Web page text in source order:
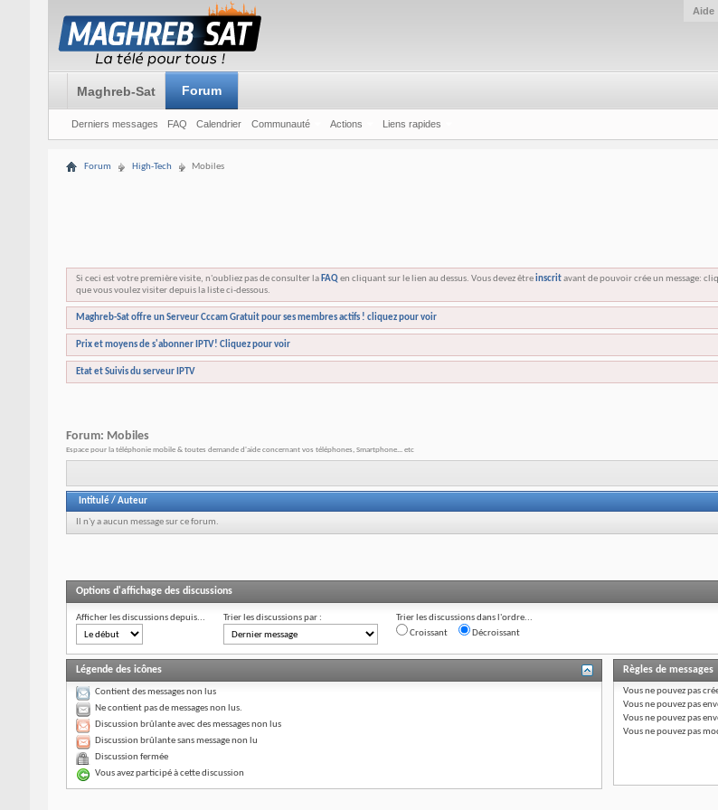
Aide
Maghreb-Sat Forum
Derniers messages FAQ Calendrier Communauté Actions Liens rapides
Forum High-Tech Mobiles
Si ceci est votre première visite, n'oubliez pas de consulter la FAQen cliquant sur le lien au dessus. Vous devez êtreinscritavant de pouvoir crée un message:
que vous voulez visiter depuis la liste ci-dessous.
Maghreb-Sat offre un Serveur Cccam Gratuit pour ses membres actifs ! cliquez pour voir
Prix et moyens de s'abonner IPTV! Cliquez pour voir
Etat et Suivis du serveur IPTV
Forum: Mobiles
Espace pour la téléphonie mobile & toutes demande d'aide concernant vos téléphones, Smartphone... etc
Intitulé/ Auteur
Il n'y a aucun message sur ce forum.
Options d'affichage des discussions
Afficher les discussions depuis... Trier les discussions par :
Trier les discussions dans l'ordre...
Croissant
Décroissant
Légende des icônes
Contient des messages non lus
Ne contient pas de messages non lus.
Discussion brûlante avec des messages non lus
Discussion brûlante sans message non lu
Discussion fermée
Vous avez participé à cette discussion
Règles de messages
Vousne pouvez pas
Vousne pouvez pas
Vousne pouvez pas
Vousne pouvez pas